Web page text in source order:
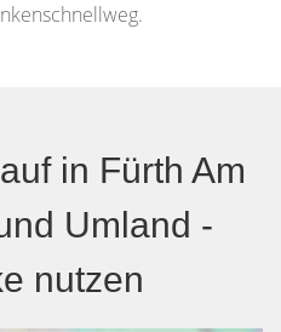
in Fürth Am
Umland -
nutzen